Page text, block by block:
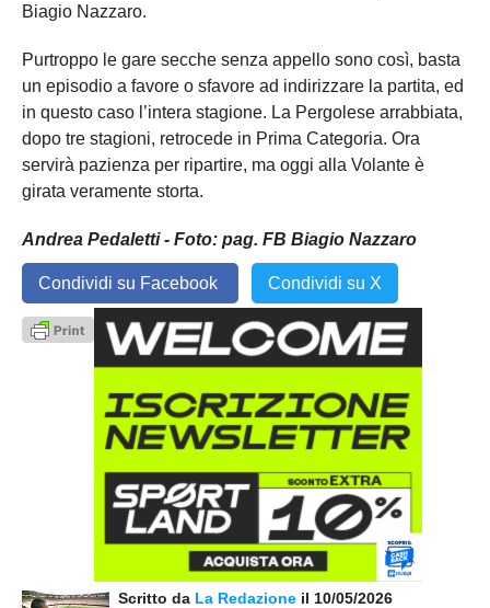
Biagio Nazzaro.
Purtroppo le gare secche senza appello sono così, basta
un episodio a favore o sfavore ad indirizzare la partita, ed
in questo caso l’intera stagione. La Pergolese arrabbiata,
dopo tre stagioni, retrocede in Prima Categoria. Ora
servirà pazienza per ripartire, ma oggi alla Volante è
girata veramente storta.
Andrea Pedaletti - Foto: pag. FB Biagio Nazzaro
Condividi su Facebook Condividi su X
Scritto da La Redazione il 10/05/2026